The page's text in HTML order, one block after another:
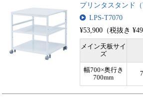
プリンタスタンド（
LPS-T7070
¥53,900（税抜き
メイン天板サイ
ズ
幅700×奥行き
700mm